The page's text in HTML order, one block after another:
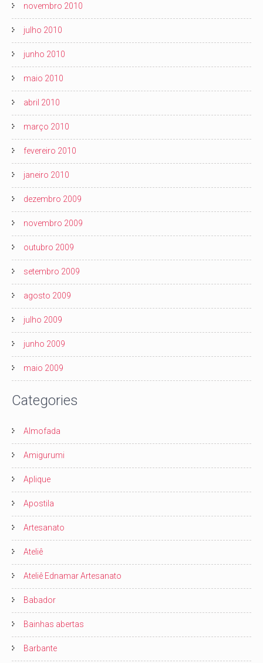
novembro 2010
julho 2010
junho 2010
maio 2010
abril 2010
março 2010
fevereiro 2010
janeiro 2010
dezembro 2009
novembro 2009
outubro 2009
setembro 2009
agosto 2009
julho 2009
junho 2009
maio 2009
Categories
Almofada
Amigurumi
Aplique
Apostila
Artesanato
Ateliê
Ateliê Ednamar Artesanato
Babador
Bainhas abertas
Barbante